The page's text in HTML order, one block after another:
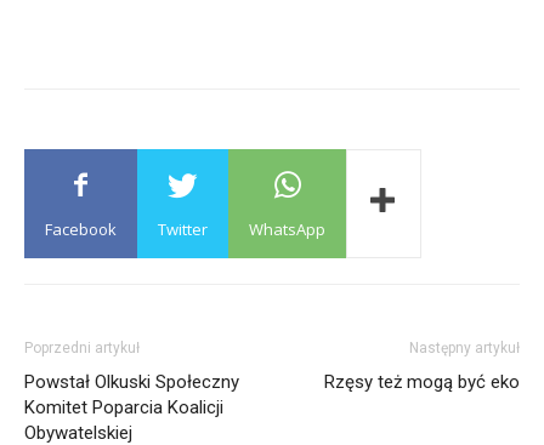
Facebook Twitter WhatsApp
Poprzedni artykuł
Powstał Olkuski Społeczny
Komitet Poparcia Koalicji
Obywatelskiej
Następny artykuł
Rzęsy też mogą być eko